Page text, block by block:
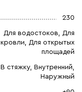
230
Для водостоков, Для
кровли, Для открытых
площадей
В стяжку, Внутренний,
Наружный